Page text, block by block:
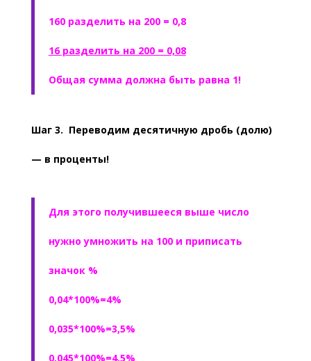
160 разделить на 200 = 0,8
16 разделить на 200 = 0,08
Общая сумма должна быть равна 1!
Шаг 3. Переводим десятичную дробь (долю)
— в проценты!
Для этого получившееся выше число
нужно умножить на 100 и приписать
значок %
0,04*100%=4%
0,035*100%=3,5%
0,045*100%=4,5%